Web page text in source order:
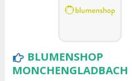
BLUMENSHOP
MONCHENGLADBACH